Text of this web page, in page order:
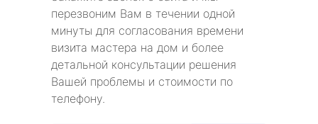
перезвоним Вам в течении одной
минуты для согласования времени
визита мастера на дом и более
детальной консультации решения
Вашей проблемы и стоимости по
телефону.